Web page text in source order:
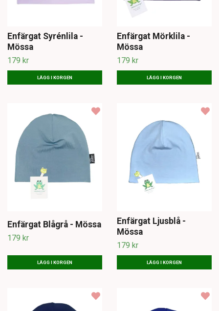
Enfärgat Syrénlila -
Mössa
179 kr
LÄGG I KORGEN
Enfärgat Mörklila -
Mössa
179 kr
LÄGG I KORGEN
Enfärgat Blågrå - Mössa
179 kr
LÄGG I KORGEN
Enfärgat Ljusblå -
Mössa
179 kr
LÄGG I KORGEN